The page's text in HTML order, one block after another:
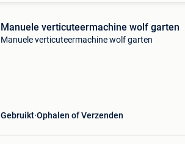
Manuele verticuteermachine wolf garten
Manuele verticuteermachine wolf garten
Gebruikt Ophalen of Verzenden